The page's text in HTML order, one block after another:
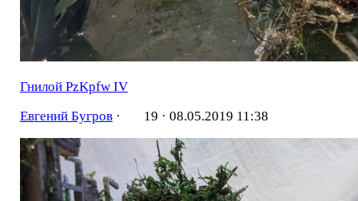
Гнилой PzKpfw IV
Евгений Бугров· 19 · 08.05.2019 11:38